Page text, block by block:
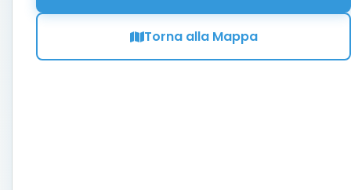
Torna alla Mappa